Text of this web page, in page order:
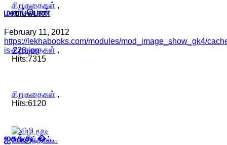
மணப்பெண்
February 11, 2012
https://lekhabooks.com/modules/mod_image_show_gk4/
is-228.jpg
ஐசுக்குட�…
சிறுகதைகள் ,
Hits:6172
சிறுகதைகள் ,
Hits:7315
சிறுகதைகள் ,
Hits:6120